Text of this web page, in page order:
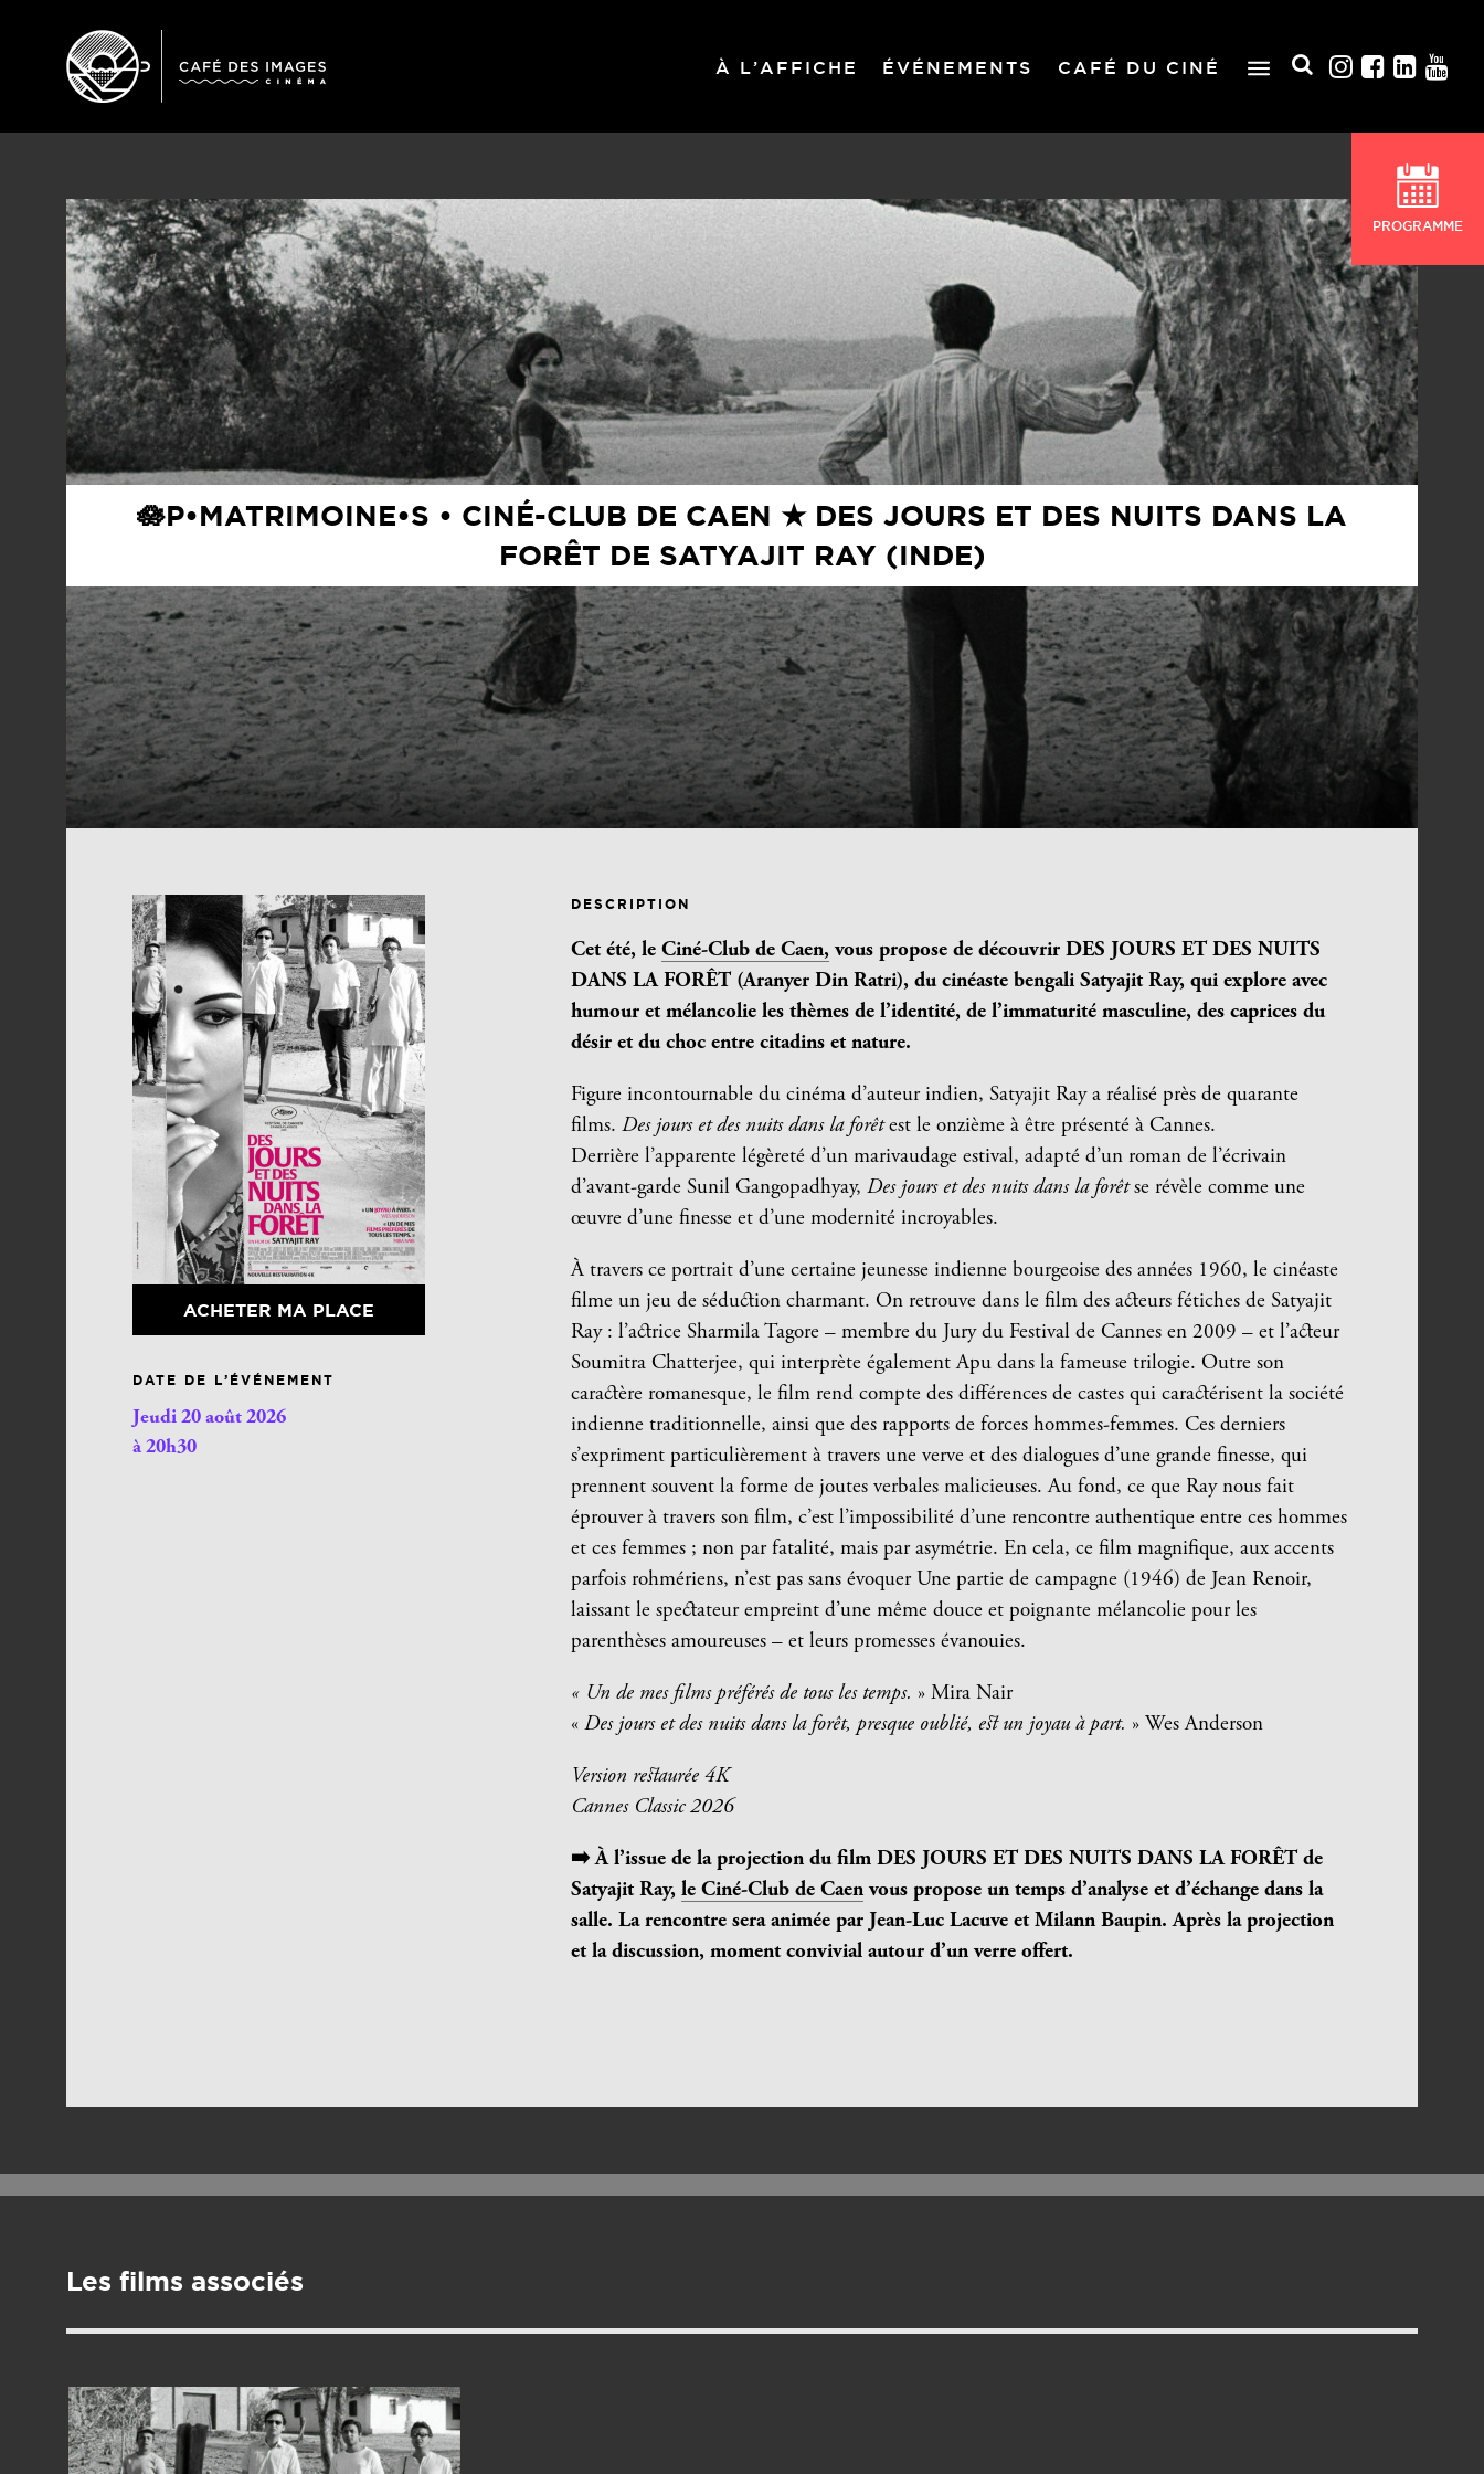
À L’AFFICHE ÉVÉNEMENTS CAFÉ DU CINÉ
PROGRAMME
🪷P•MATRIMOINE•S • CINÉ-CLUB DE CAEN ★ DES JOURS ET DES NUITS DANS LA
FORÊT DE SATYAJIT RAY (INDE)
ACHETER MA PLACE
DATE DE L’ÉVÉNEMENT
Jeudi 20 août 2026
à 20h30
DESCRIPTION
Cet été, leCiné-Club de Caen, vous propose de découvrir DES JOURS ET DES NUITS
DANS LA FORÊT (Aranyer Din Ratri), du cinéaste bengali Satyajit Ray,qui explore avec
humour et mélancolie les thèmes de l’identité, de l’immaturité masculine, des caprices du
désir et du choc entre citadins et nature.
Figure incontournable du cinéma d’auteur indien, Satyajit Ray a réalisé près de quarante
films. Des jours et des nuits dans la forêt est le onzième à être présenté à Cannes.
Derrière l’apparente légèreté d’un marivaudage estival, adapté d’un roman de l’écrivain
d’avant-garde Sunil Gangopadhyay,Des jours et des nuits dans la forêtse révèle comme une
œuvre d’une finesse et d’une modernité incroyables.
À travers ce portrait d’une certaine jeunesse indienne bourgeoise des années 1960, le cinéaste
filme un jeu de séduction charmant. On retrouve dans le film des acteurs fétiches de Satyajit
Ray : l’actrice Sharmila Tagore – membre du Jury du Festival de Cannes en 2009 – et l’acteur
Soumitra Chatterjee, qui interprète également Apu dans la fameuse trilogie. Outre son
caractère romanesque, le film rend compte des différences de castes qui caractérisent la société
indienne traditionnelle, ainsi que des rapports de forces hommes-femmes. Ces derniers
s’expriment particulièrement à travers une verve et des dialogues d’une grande finesse, qui
prennent souvent la forme de joutes verbales malicieuses. Au fond, ce que Ray nous fait
éprouver à travers son film, c’est l’impossibilité d’une rencontre authentique entre ces hommes
et ces femmes ; non par fatalité, mais par asymétrie. En cela, ce film magnifique, aux accents
parfois rohmériens, n’est pas sans évoquer Une partie de campagne (1946) de Jean Renoir,
laissant le spectateur empreint d’une même douce et poignante mélancolie pour les
parenthèses amoureuses – et leurs promesses évanouies.
« Un de mes films préférés de tous les temps. » Mira Nair
«Des jours et des nuits dans la forêt, presque oublié, est un joyau à part. » Wes Anderson
Version restaurée 4K
Cannes Classic 2026
➡️À l’issue de la projection du film DES JOURS ET DES NUITS DANS LA FORÊT de
Satyajit Ray,le Ciné-Club de Caen vous propose un temps d’analyse et d’échange dans la
salle. La rencontre sera animée par Jean-Luc Lacuve et Milann Baupin.Après la projection
et la discussion, moment convivial autour d’un verre offert.
Les films associés